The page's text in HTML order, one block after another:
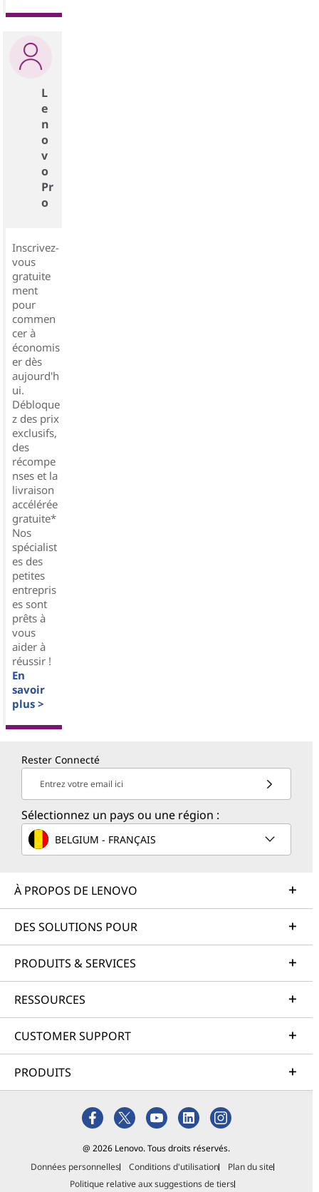
L
e
n
o
v
o
Pr
o
Inscrivez-
vous
gratuite
ment
pour
commen
cer à
économis
er dès
aujourd'h
ui.
Débloque
z des prix
exclusifs,
des
récompe
nses et la
livraison
accélérée
gratuite*
Nos
spécialist
es des
petites
entrepris
es sont
prêts à
vous
aider à
réussir !
En
savoir
plus >
Rester Connecté
Entrez votre email ici
Sélectionnez un pays ou une région :
BELGIUM - FRANÇAIS
À PROPOS DE LENOVO
DES SOLUTIONS POUR
PRODUITS & SERVICES
RESSOURCES
CUSTOMER SUPPORT
PRODUITS
@ 2026 Lenovo. Tous droits réservés.
Données personnelles
Conditions d'utilisation
Plan du site
Politique relative aux suggestions de tiers